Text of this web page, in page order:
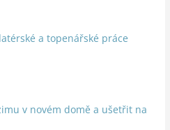
a topenářské práce
v novém domě a ušetřit na